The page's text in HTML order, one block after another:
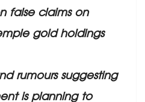
false claims on
gold holdings
rumours suggesting